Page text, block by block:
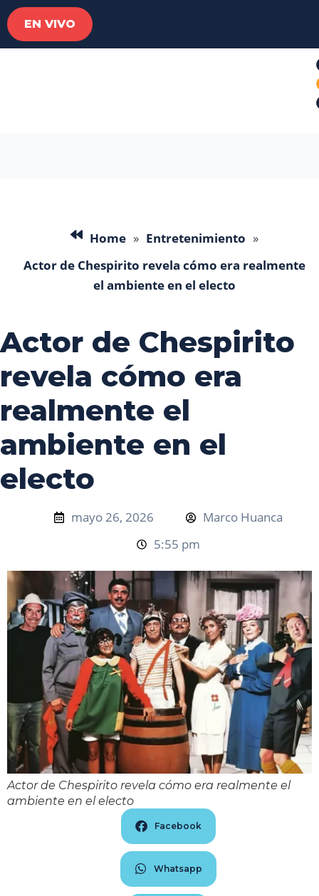
EN VIVO
Home » Entretenimiento »
Actor de Chespirito revela cómo era realmente
el ambiente en el electo
Actor de Chespirito
revela cómo era
realmente el
ambiente en el
electo
mayo 26, 2026
Marco Huanca
5:55 pm
Actor de Chespirito revela cómo era realmente el
ambiente en el electo
Facebook
Whatsapp